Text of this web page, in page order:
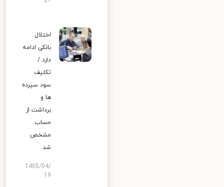
اختلال
بانکی ادامه
دارد /
تکلیف
سود سپرده
ها و
برداشت از
حساب
مشخص
شد
1405/04/
19